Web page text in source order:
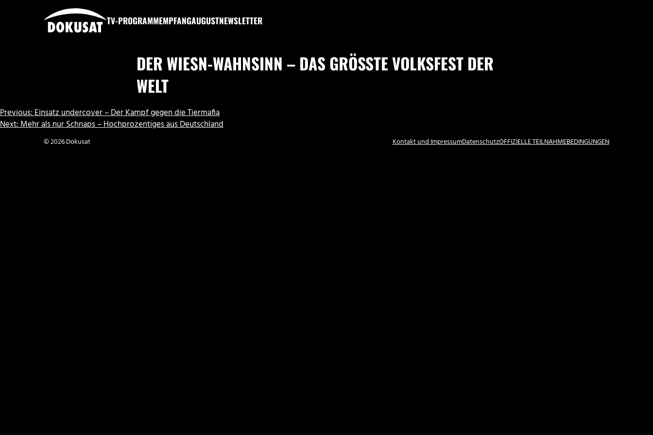
TV-PROGRAMMEMPFANGAUGUSTNEWSLETTER
DER WIESN-WAHNSINN – DAS GRÖSSTE VOLKSFEST DER W
ELT
BEITRAGSNAVIGATION
Previous:Einsatz undercover – Der Kampf gegen die Tiermafia
Next:Mehr als nur Schnaps – Hochprozentiges aus Deutschland
© 2026 Dokusat Kontakt und ImpressumDatenschutzOFFIZIELLE TEILNAHMEBEDINGUNGEN